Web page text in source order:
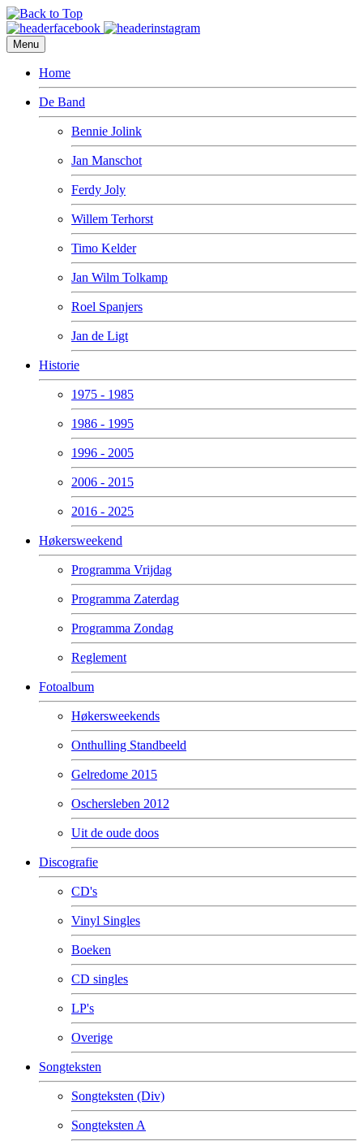
Menu
Home
De Band
Bennie Jolink
Jan Manschot
Ferdy Joly
Willem Terhorst
Timo Kelder
Jan Wilm Tolkamp
Roel Spanjers
Jan de Ligt
Historie
1975 - 1985
1986 - 1995
1996 - 2005
2006 - 2015
2016 - 2025
Høkersweekend
Programma Vrijdag
Programma Zaterdag
Programma Zondag
Reglement
Fotoalbum
Høkersweekends
Onthulling Standbeeld
Gelredome 2015
Oschersleben 2012
Uit de oude doos
Discografie
CD's
Vinyl Singles
Boeken
CD singles
LP's
Overige
Songteksten
Songteksten (Div)
Songteksten A